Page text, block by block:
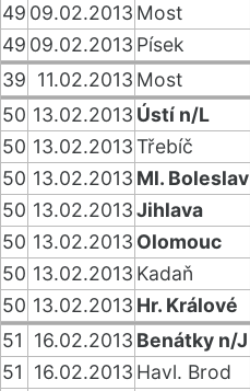
49 09.02.2013 Most
49 09.02.2013 Písek
39 11.02.2013 Most
50 13.02.2013 Ústí n/L
50 13.02.2013Třebíč
50 13.02.2013 Ml. Boleslav
50 13.02.2013Jihlava
50 13.02.2013 Olomouc
50 13.02.2013 Kadaň
50 13.02.2013 Hr. Králové
51
16.02.2013 Benátky n/J
51
16.02.2013 Havl. Brod